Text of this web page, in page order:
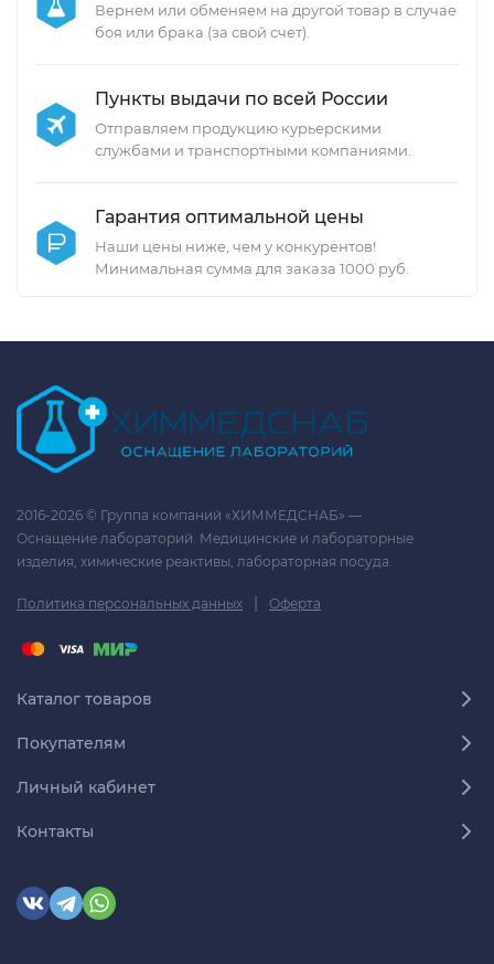
Вернем или обменяем на другой товар в случае
боя или брака (за свой счет).
Пункты выдачи по всей России
Отправляем продукцию курьерскими
службами и транспортными компаниями.
Гарантия оптимальной цены
Наши цены ниже, чем у конкурентов!
Минимальная сумма для заказа 1000 руб.
2016-2026 © Группа компаний «ХИММЕДСНАБ» —
Оснащение лабораторий. Медицинские и лабораторные
изделия, химические реактивы, лабораторная посуда.
Политика персональных данных | Оферта
Каталог товаров
Покупателям
Личный кабинет
Контакты